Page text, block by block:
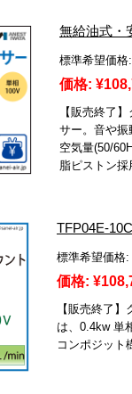
無給油式・
標準希望価格:
価格:
【販売終了
サー。音や
空気量(50/
脂ピストン採
TFP04E-
標準希望価格:
価格:
【販売終了
は、0.4kw 単
コンポジット